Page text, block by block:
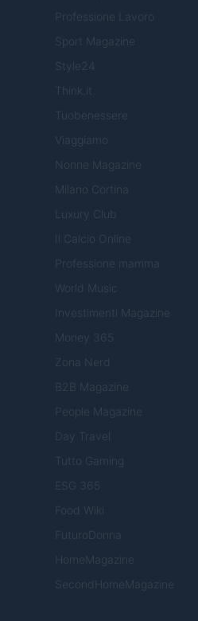
Professione Lavoro
Sport Magazine
Style24
Think.it
Tuobenessere
Viaggiamo
Nonne Magazine
Milano Cortina
Luxury Club
Il Calcio Online
Professione mamma
World Music
Investimenti Magazine
Money 365
Zona Nerd
B2B Magazine
People Magazine
Day Travel
Tutto Gaming
ESG 365
Food Wiki
FuturoDonna
HomeMagazine
SecondHomeMagazine